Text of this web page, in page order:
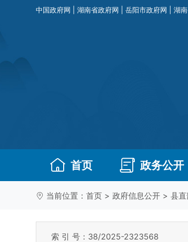
中国政府网 湖南省政府网 岳阳市政府网 湖
首页 政务公开
当前位置： 首页 > 政府信息公开 > 县直
索 引 号：38/2025-2323568